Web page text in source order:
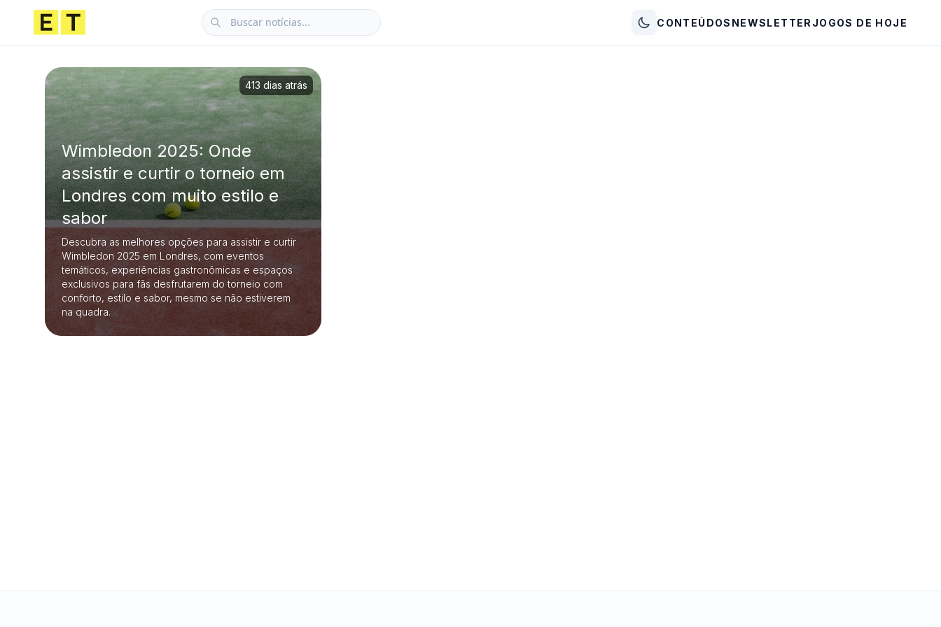
CONTEÚDOS NEWSLETTER JOGOS DE HOJE
Wimbledon 2025: Onde
assistir e curtir o torneio em
Londres com muito estilo e
sabor
Descubra as melhores opções para assistir e curtir
Wimbledon 2025 em Londres, com eventos
temáticos, experiências gastronômicas e espaços
exclusivos para fãs desfrutarem do torneio com
conforto, estilo e sabor, mesmo se não estiverem
na quadra.
413 dias atrás